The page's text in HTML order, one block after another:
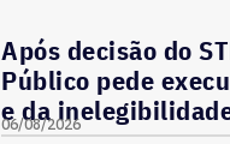
Após decisão do
Público pede
e da
06/08/2026